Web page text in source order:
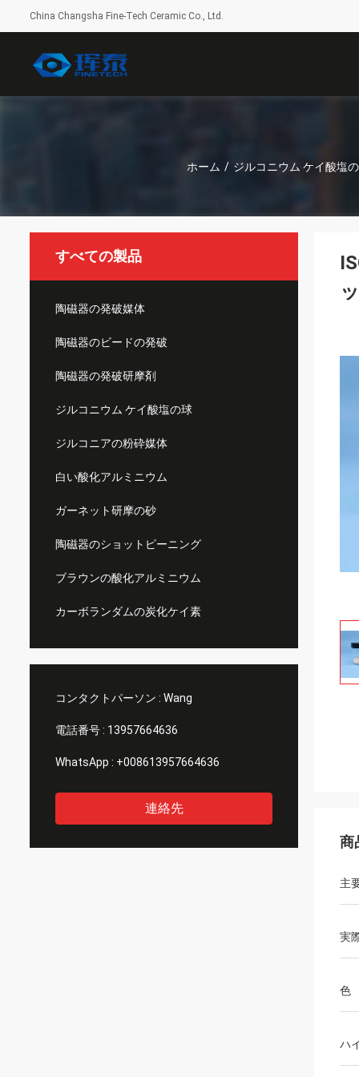
China Changsha Fine-Tech Ceramic Co., Ltd.
ホーム / ジルコニウム ケイ酸塩
すべての製品
陶磁器の発破媒体
陶磁器のビードの発破
陶磁器の発破研摩剤
ジルコニウム ケイ酸塩の球
ジルコニアの粉砕媒体
白い酸化アルミニウム
ガーネット研摩の砂
陶磁器のショットピーニング
ブラウンの酸化アルミニウム
カーボランダムの炭化ケイ素
コンタクトパーソン : Wang
電話番号 : 13957664636
WhatsApp : +008613957664636
連絡先
商
主
実
色
ハ